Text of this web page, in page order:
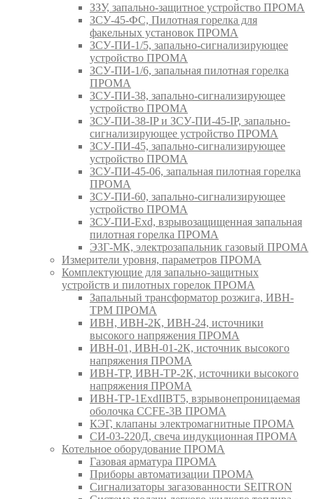
ЗЗУ, запально-защитное устройство ПРОМА
ЗСУ-45-ФС, Пилотная горелка для
факельных установок ПРОМА
ЗСУ-ПИ-1/5, запально-сигнализирующее
устройство ПРОМА
ЗСУ-ПИ-1/6, запальная пилотная горелка
ПРОМА
ЗСУ-ПИ-38, запально-сигнализирующее
устройство ПРОМА
ЗСУ-ПИ-38-IP и ЗСУ-ПИ-45-IP, запально-
сигнализирующее устройство ПРОМА
ЗСУ-ПИ-45, запально-сигнализирующее
устройство ПРОМА
ЗСУ-ПИ-45-06, запальная пилотная горелка
ПРОМА
ЗСУ-ПИ-60, запально-сигнализирующее
устройство ПРОМА
ЗСУ-ПИ-Exd, взрывозащищенная запальная
пилотная горелка ПРОМА
ЭЗГ-МК, электрозапальник газовый ПРОМА
Измерители уровня, параметров ПРОМА
Комплектующие для запально-защитных
устройств и пилотных горелок ПРОМА
Запальный трансформатор розжига, ИВН-
ТРМ ПРОМА
ИВН, ИВН-2К, ИВН-24, источники
высокого напряжения ПРОМА
ИВН-01, ИВН-01-2К, источник высокого
напряжения ПРОМА
ИВН-ТР, ИВН-ТР-2К, источники высокого
напряжения ПРОМА
ИВН-ТР-1ExdIIBT5, взрывонепроницаемая
оболочка CCFE-3B ПРОМА
КЭГ, клапаны электромагнитные ПРОМА
СИ-03-220Д, свеча индукционная ПРОМА
Котельное оборудование ПРОМА
Газовая арматура ПРОМА
Приборы автоматизации ПРОМА
Сигнализаторы загазованности SEITRON